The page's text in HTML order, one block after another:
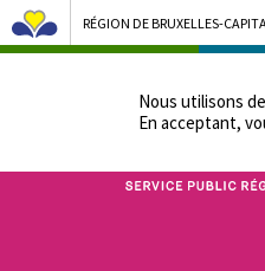
Nous utilisons
En acceptant,
RÉGION DE BRUXELLES-
Bruxelles